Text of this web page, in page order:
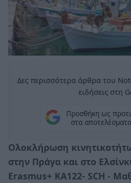
Δες περισσότερα άρθρα του
ειδήσεις στη
Προσθήκη ως
στα
Ολοκλήρωση
στην Πράγα και στο
Erasmus+ KA122- SCH -